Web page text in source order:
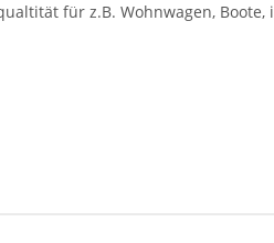
für z.B. Wohnwagen,